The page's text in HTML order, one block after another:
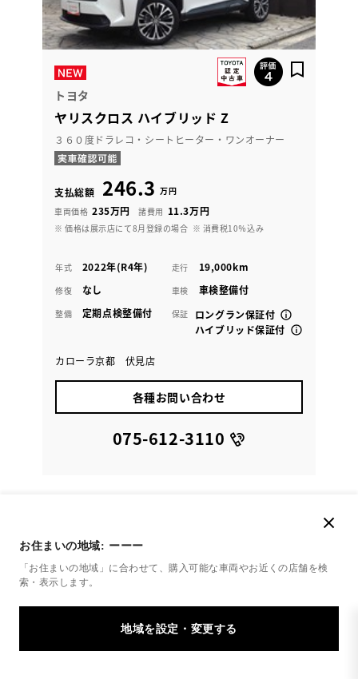
お住まいの地域: ーーー
「お住まいの地域」に合わせて、購入可能な車両やお近くの店舗を検
索・表示します。
トヨタ
ヤリスクロス ハイブリッド Z
３６０度ドラレコ・シートヒーター・ワンオーナー
支払総額 246.3 万円
車両価格 235万円 諸費用 11.3万円
※ 価格は展示店にて8月登録の場合 ※ 消費税10％込み
年式 2022年(R4年) 走行 19,000km
修復 なし 車検 車検整備付
整備 定期点検整備付 保証
ロングラン保証付
ハイブリッド保証付
カローラ京都 伏見店
各種お問い合わせ
075-612-3110